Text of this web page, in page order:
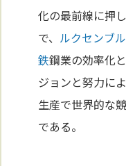
化の最前線に押
で、 ルクセンブ
鉄鋼業の効率化
ジョンと努力によ
生産で世界的な
である。